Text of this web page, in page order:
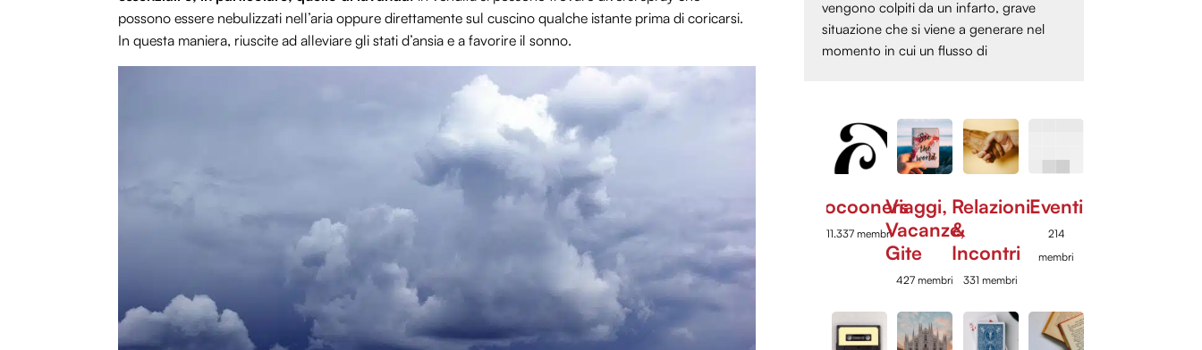
possono essere nebulizzati nell’aria oppure direttamente sul cuscino qualche istante prima di coricarsi.
In questa maniera, riuscite ad alleviare gli stati d’ansia e a favorire il sonno.
vengono colpiti da un infarto, grave
situazione che si viene a generare nel
momento in cui un flusso di
Cocooners
11.337 membri
Viaggi,
Vacanze,
Gite
427 membri
Relazioni
&
Incontri
331 membri
Eventi
214
membri